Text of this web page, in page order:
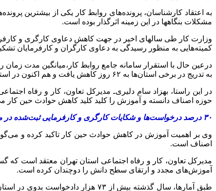
به اعتقاد کارشناسان، پرونده‌های روابط‌ کار یکی از بیشترین
مشکلات بنگاهها در این زمینه اثرگذار بوده است.
وزارت کار طی سالهای اخیر در جهت کاهش دعاوی کارگری و
کمیته‌هایی به منظور رسیدگی به دعاوی کارگران و کارفرمایان
به تدریج در برخی استان‌ها به ۶۲ روز کاهش یافت و هم اکنون در استان‌های مختلف از ۴۰ روز تا ۳۰ روز رسیدگی می‌شود.
حوزه اصناف دانسته و آموزش را کلید کلید کاهش حوادث حین کار
۳۰ درصد درخواست‌ها و شکایات کارگری و کارفرمایی ثبت‌شده در مراجع تشخیص و حل اختلاف استان تهران مربوط به حوزه اصناف است.
وی بر اهمیت آموزش در کاهش حوادث حین کار تاکید کرده و
اصناف است.
مدیرکل تعاون، کار و رفاه اجتماعی استان تهران معتقد است
آموزش‌های مجدد و ارتقای سطح دانش را دوچندان کرده است.